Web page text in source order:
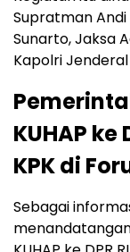
Supratman
Sunarto, Jaksa
Kapolri
KUHAP
KPK di
Sebagai